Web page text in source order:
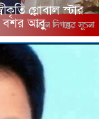
গ্লোবাল স্টার
বশর আবু